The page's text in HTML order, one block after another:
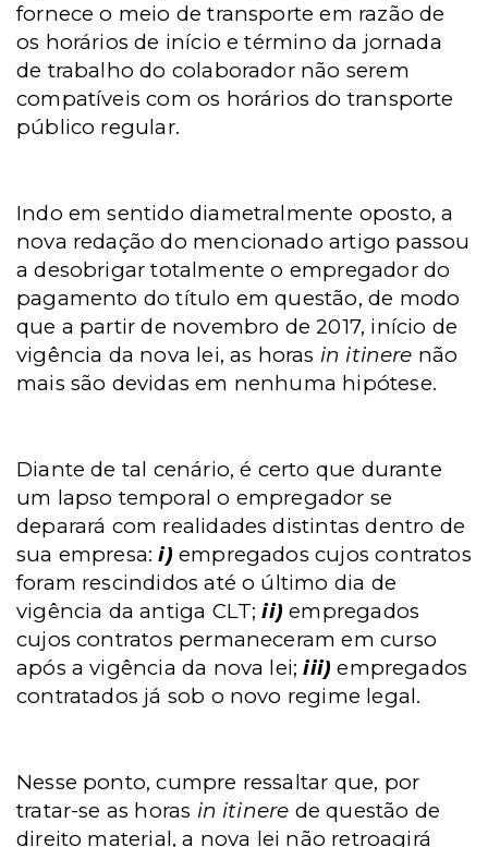
fornece o meio de transporte em razão de
os horários de início e término da jornada
de trabalho do colaborador não serem
compatíveis com os horários do transporte
público regular.
Indo em sentido diametralmente oposto, a
nova redação do mencionado artigo passou
a desobrigar totalmente o empregador do
pagamento do título em questão, de modo
que a partir de novembro de 2017, início de
vigência da nova lei, as horas in itinere não
mais são devidas em nenhuma hipótese.
Diante de tal cenário, é certo que durante
um lapso temporal o empregador se
deparará com realidades distintas dentro de
sua empresa:i) empregados cujos contratos
foram rescindidos até o último dia de
vigência da antiga CLT;ii) empregados
cujos contratos permaneceram em curso
após a vigência da nova lei;iii) empregados
contratados já sob o novo regime legal.
Nesse ponto, cumpre ressaltar que, por
tratar-se as horas in itinere de questão de
direito material, a nova lei não retroagirá